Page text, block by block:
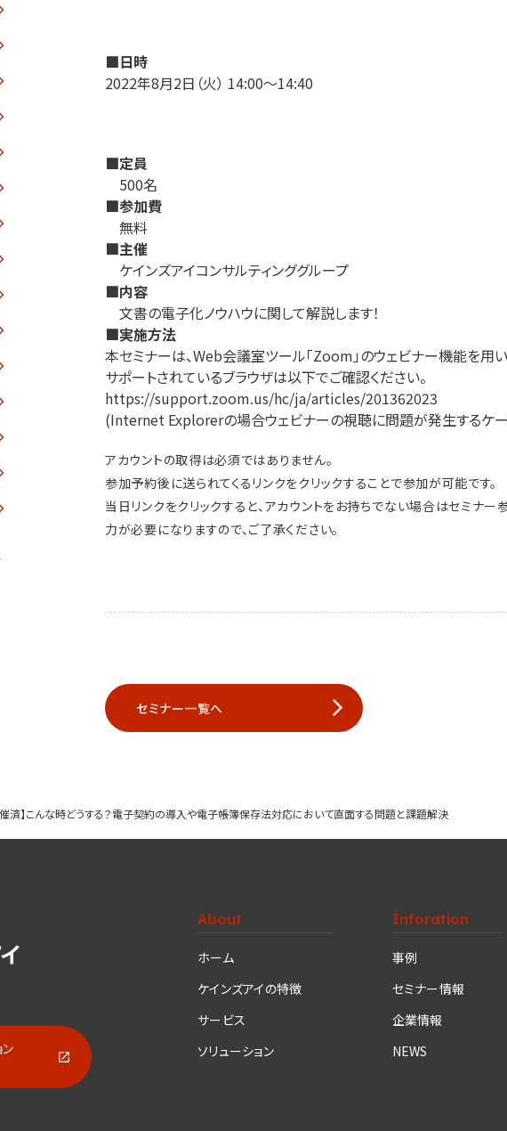
■日時
2022年8月2日（火） 14:00～14:40
■定員
500名
■参加費
無料
■主催
ケインズアイコンサルティンググループ
■内容
文書の電子化ノウハウに関して解説します！
■実施方法
本セミナーは、Web会議室ツール「Zoom」のウェビナー機能を用
サポートされているブラウザは以下でご確認ください。
https://support.zoom.us/hc/ja/articles/201362023
(Internet Explorerの場合ウェビナーの視聴に問題が発生するケー
アカウントの取得は必須ではありません。
参加予約後に送られてくるリンクをクリックすることで参加が可能です。
当日リンクをクリックすると、アカウントをお持ちでない場合はセミナ
力が必要になりますので、ご了承ください。
セミナー一覧へ
済】こんな時どうする？電子契約の導入や電子帳簿保存法対応において直面する問題と課題解決
About
ホーム
ケインズアイの特徴
サービス
ソリューション
Inforation
事例
セミナー情報
企業情報
NEWS